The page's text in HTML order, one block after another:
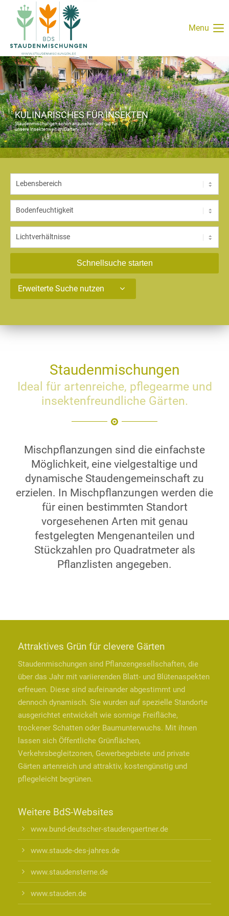
Menu
KULINARISCHES FÜR INSEKTEN
Staudenmischungen schön anzusehen und gut für
unsere Insektenwelt im Garten.
Schnellsuche starten
Erweiterte Suche nutzen
Staudenmischungen
Ideal für artenreiche, pflegearme und
insektenfreundliche Gärten.
Mischpflanzungen sind die einfachste
Möglichkeit, eine vielgestaltige und
dynamische Staudengemeinschaft zu
erzielen. In Mischpflanzungen werden die
für einen bestimmten Standort
vorgesehenen Arten mit genau
festgelegten Mengenanteilen und
Stückzahlen pro Quadratmeter als
Pflanzlisten angegeben.
Attraktives Grün für clevere Gärten
Staudenmischungen sind Pflanzengesellschaften, die
über das Jahr mit variierenden Blatt- und Blütenaspekten
erfreuen. Diese sind aufeinander abgestimmt und
dennoch dynamisch. Sie wurden auf spezielle Standorte
ausgerichtet entwickelt wie sonnige Freifläche,
trockener Schatten oder Baumunterwuchs. Mit ihnen
lassen sich Öffentliche Grünflächen,
Verkehrsbegleitzonen, Gewerbegebiete und private
Gärten artenreich und attraktiv, kostengünstig und
pflegeleicht begrünen.
Weitere BdS-Websites
www.bund-deutscher-staudengaertner.de
www.staude-des-jahres.de
www.staudensterne.de
www.stauden.de